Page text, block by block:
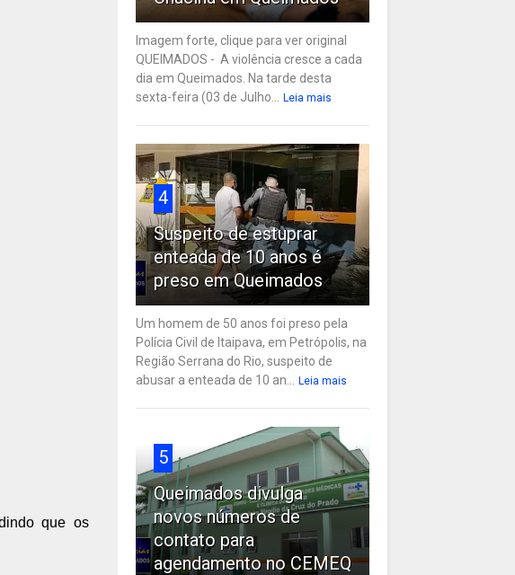
que os
Imagem forte, clique para ver original
QUEIMADOS - A violência cresce a cada
dia em Queimados. Na tarde desta
sexta-feira (03 de Julho...
Leia mais
4
Suspeito de estuprar
enteada de 10 anos é
preso em Queimados
Um homem de 50 anos foi preso pela
Polícia Civil de Itaipava, em Petrópolis, na
Região Serrana do Rio, suspeito de
abusar a enteada de 10 an...
Leia mais
5
Queimados divulga
novos números de
contato para
agendamento no CEMEQ